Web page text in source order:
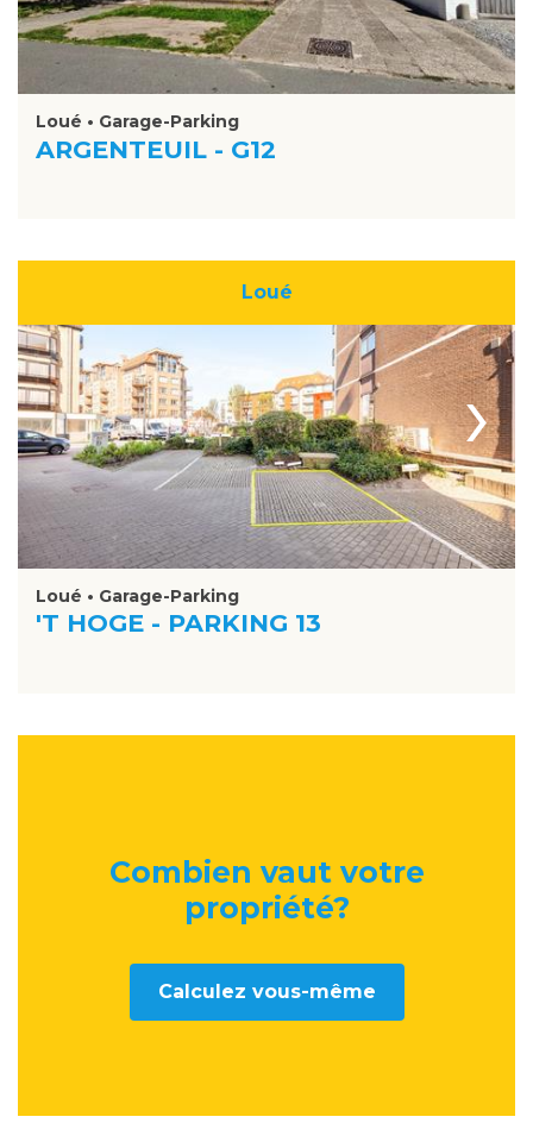
Loué • Garage-Parking
ARGENTEUIL - G12
Loué
›
Loué • Garage-Parking
'T HOGE - PARKING 13
Combien vaut votre
propriété?
Calculez vous-même